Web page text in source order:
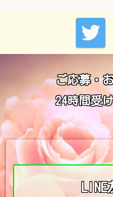
ご応募・
24時間受
LINE